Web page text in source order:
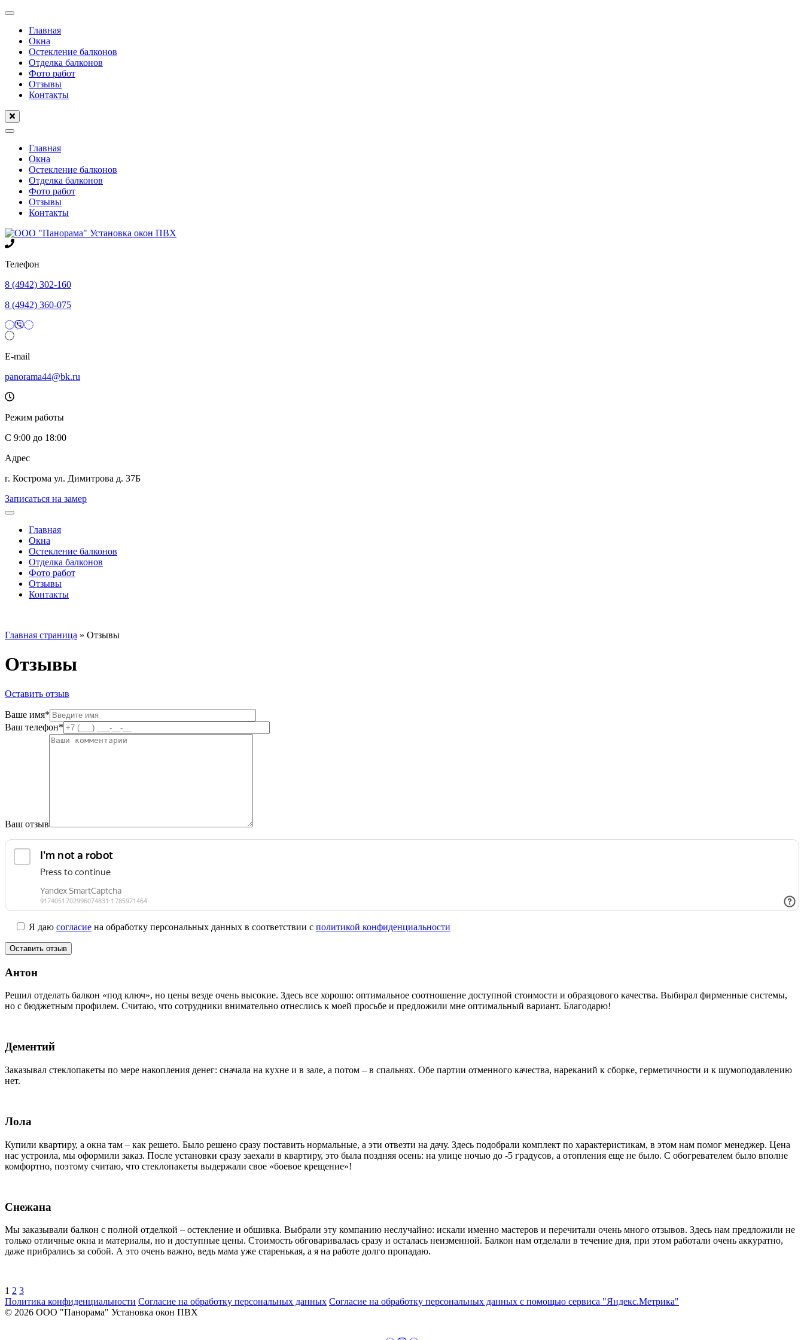
Перейти
содержимому
(нажмите
Enter)
Главная
Окна
Остекление балконов
Отделка балконов
Фото работ
Отзывы
Контакты
Главная
Окна
Остекление балконов
Отделка балконов
Фото работ
Отзывы
Контакты
Телефон
8 (4942) 302-160
8 (4942) 360-075
E-mail
panorama44@bk.ru
Режим работы
C 9:00 до 18:00
Адрес
г. Кострома ул. Димитрова д. 37Б
Записаться на замер
Главная
Окна
Остекление балконов
Отделка балконов
Фото работ
Отзывы
Контакты
Главная страница » Отзывы
Отзывы
Оставить отзыв
Ваше имя*
Ваш телефон*
Ваш отзыв
Я даю согласие на обработку персональных данных в соответствии с политикой конфиденциальности
Антон
Решил отделать балкон «под ключ», но цены везде очень высокие. Здесь все хорошо: оптимальное соотношение доступной стоимости и образцового качества. Выбирал фирменные системы,
но с бюджетным профилем. Считаю, что сотрудники внимательно отнеслись к моей просьбе и предложили мне оптимальный вариант. Благодарю!
Дементий
Заказывал стеклопакеты по мере накопления денег: сначала на кухне и в зале, а потом – в спальнях. Обе партии отменного качества, нареканий к сборке, герметичности и к шумоподавлению
нет.
Лола
Купили квартиру, а окна там – как решето. Было решено сразу поставить нормальные, а эти отвезти на дачу. Здесь подобрали комплект по характеристикам, в этом нам помог менеджер. Цена
нас устроила, мы оформили заказ. После установки сразу заехали в квартиру, это была поздняя осень: на улице ночью до -5 градусов, а отопления еще не было. С обогревателем было вполне
комфортно, поэтому считаю, что стеклопакеты выдержали свое «боевое крещение»!
Снежана
Мы заказывали балкон с полной отделкой – остекление и обшивка. Выбрали эту компанию неслучайно: искали именно мастеров и перечитали очень много отзывов. Здесь нам предложили не
только отличные окна и материалы, но и доступные цены. Стоимость обговаривалась сразу и осталась неизменной. Балкон нам отделали в течение дня, при этом работали очень аккуратно,
даже прибрались за собой. А это очень важно, ведь мама уже старенькая, а я на работе долго пропадаю.
Пагинация
записей
Страница
1 Страница
2 Страница
3
Политика конфиденциальности Согласие на обработку персональных данных Согласие на обработку персональных данных с помощью сервиса "Яндекс.Метрика"
© 2026 ООО "Панорама" Установка окон ПВХ